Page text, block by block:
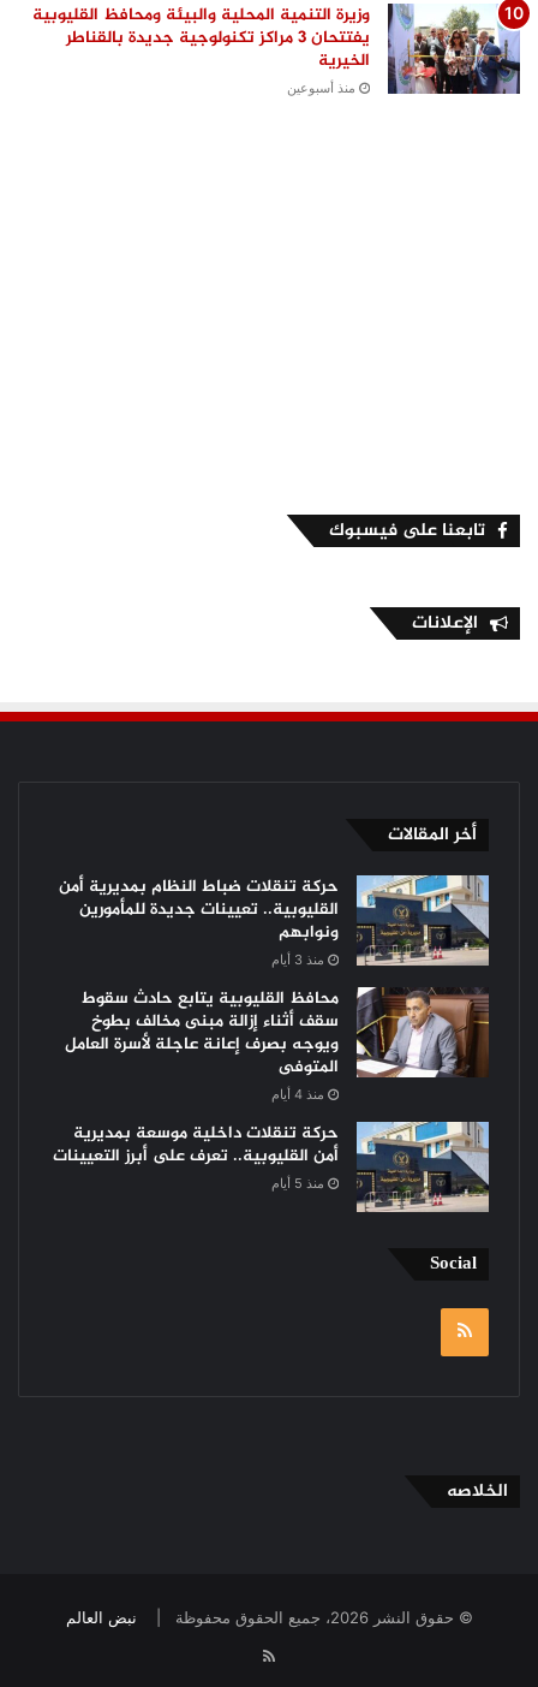
وزيرة التنمية المحلية والبيئة ومحافظ القليوبية
يفتتحان 3 مراكز تكنولوجية جديدة بالقناطر
الخيرية
منذ أسبوعين
تابعنا على فيسبوك
الإعلانات
أخر المقالات
حركة تنقلات ضباط النظام بمديرية أمن
القليوبية.. تعيينات جديدة للمأمورين
ونوابهم
منذ 3 أيام
محافظ القليوبية يتابع حادث سقوط
سقف أثناء إزالة مبنى مخالف بطوخ
ويوجه بصرف إعانة عاجلة لأسرة العامل
المتوفى
منذ 4 أيام
حركة تنقلات داخلية موسعة بمديرية
أمن القليوبية.. تعرف على أبرز التعيينات
منذ 5 أيام
Social
RSS
الخلاصه
© حقوق النشر 2026، جميع الحقوق محفوظة |
نبض العالم
RSS